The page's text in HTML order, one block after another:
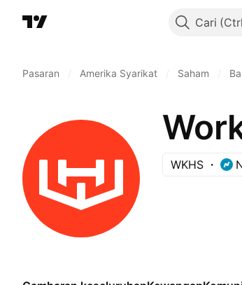
Cari
Pasaran Amerika Syarikat Saham
WKHS